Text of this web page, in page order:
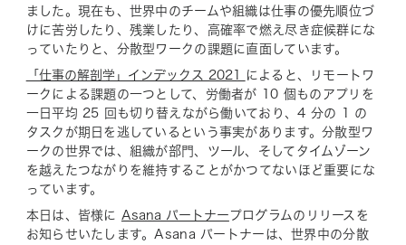
ました。現在も、世界中のチームや組織は仕事の優先順位づ
けに苦労したり、残業したり、高確率で燃え尽き症候群にな
っていたりと、分散型ワークの課題に直面しています。
「仕事の解剖学」インデックス 2021
によると、リモートワ
ークによる課題の一つとして、労働者が 10 個ものアプリを
一日平均 25 回も切り替えながら働いており、4 分の 1 の
タスクが期日を逃しているという事実があります。分散型ワ
ークの世界では、組織が部門、ツール、そしてタイムゾーン
を越えたつながりを維持することがかつてないほど重要にな
っています。
本日は、皆様に Asana パートナー プログラムのリリースを
お知らせいたします。Asana パートナーは、世界中の分散